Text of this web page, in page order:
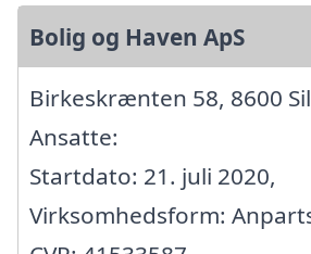
Bolig og Haven ApS
Birkeskrænten 58, 8600
Ansatte:
Startdato: 21. juli 2020,
Virksomhedsform: